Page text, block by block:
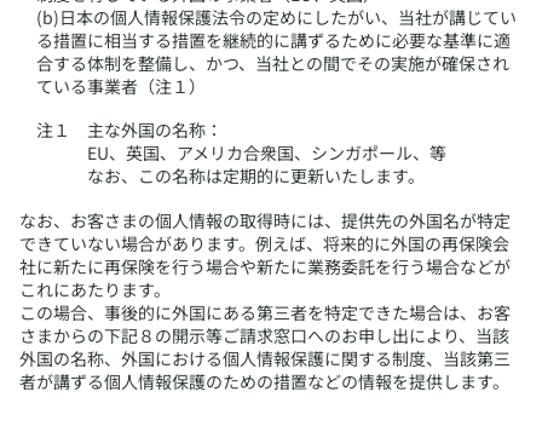
(b)日本の個人情報保護法令の定めにしたがい、当社が講じてい
る措置に相当する措置を継続的に講ずるために必要な基準に適
合する体制を整備し、かつ、当社との間でその実施が確保され
ている事業者（注１）
​注１ 主な外国の名称：
EU、英国、アメリカ合衆国、シンガポール、等
なお、この名称は定期的に更新いたします。
​なお、お客さまの個人情報の取得時には、提供先の外国名が特定
できていない場合があります。例えば、将来的に外国の再保険会
社に新たに再保険を行う場合や新たに業務委託を行う場合などが
これにあたります。
この場合、事後的に外国にある第三者を特定できた場合は、お客
さまからの下記８の開示等ご請求窓口へのお申し出により、当該
外国の名称、外国における個人情報保護に関する制度、当該第三
者が講ずる個人情報保護のための措置などの情報を提供します。